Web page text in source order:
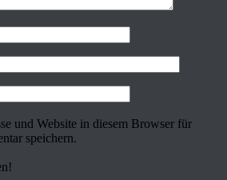
und Website in diesem Browser für
speichern.